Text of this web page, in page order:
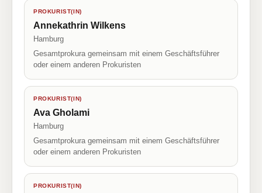
PROKURIST(IN)
Annekathrin Wilkens
Hamburg
Gesamtprokura gemeinsam mit einem Geschäftsführer
oder einem anderen Prokuristen
PROKURIST(IN)
Ava Gholami
Hamburg
Gesamtprokura gemeinsam mit einem Geschäftsführer
oder einem anderen Prokuristen
PROKURIST(IN)